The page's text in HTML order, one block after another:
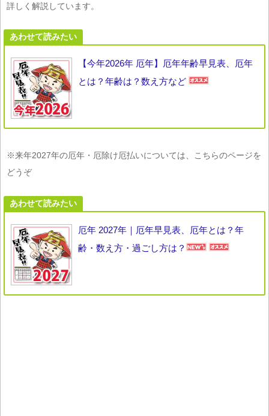
詳しく解説しています。
あわせて読みたい
【今年2026年 厄年】厄年年齢早見表、厄年
とは？年齢は？数え方など
※来年2027年の厄年・厄除け厄払いについては、こちらのページを
どうぞ
あわせて読みたい
厄年 2027年｜厄年早見表、厄年とは？年
齢・数え方・過ごし方は？